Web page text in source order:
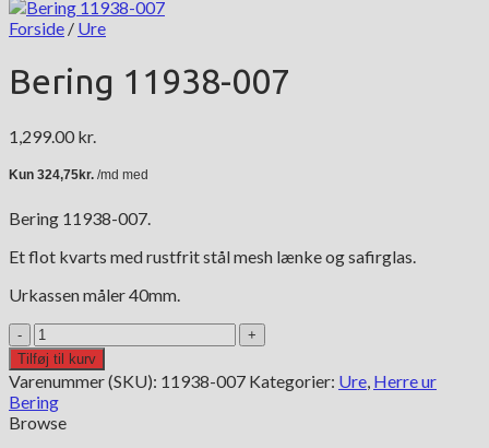
Forside / Ure
Bering 11938-007
1,299.00 kr.
Bering 11938-007.
Et flot kvarts med rustfrit stål mesh lænke og safirglas.
Urkassen måler 40mm.
Bering
11938-
007
antal
Tilføj til kurv
Varenummer (SKU): 11938-007 Kategorier: Ure, Herre ur
Bering
Browse